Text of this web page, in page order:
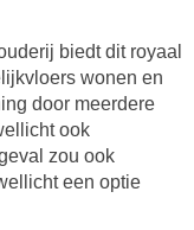
biedt dit royaal
wonen en
door meerdere
ook
zou ook
een optie